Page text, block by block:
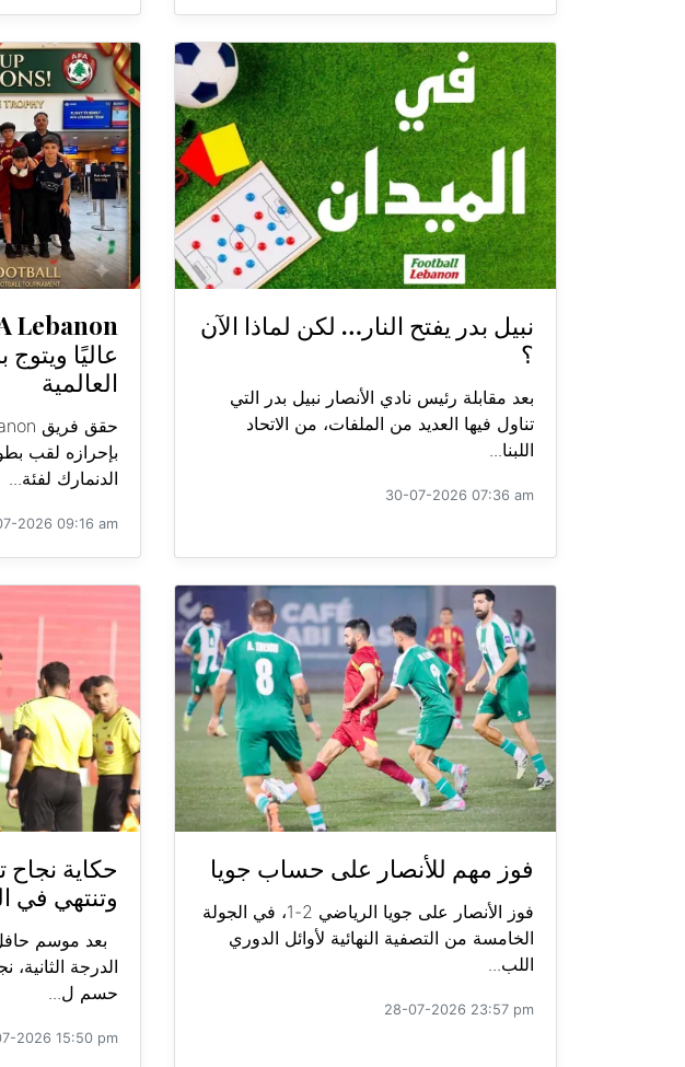
نبيل بدر يفتح النار… لكن لماذا الآن
؟
بعد مقابلة رئيس نادي الأنصار نبيل بدر التي
تناول فيها العديد من الملفات، من الاتحاد
اللبنا...
30-07-2026 07:36 am
العالمية
الدنمارك لفئة...
2026 09:16 am
فوز مهم للأنصار على حساب جويا
فوز الأنصار على جويا الرياضي 2-1، في الجولة
الخامسة من التصفية النهائية لأوائل الدوري
اللب...
28-07-2026 23:57 pm
حكاية
وتنتهي في
بعد موسم
الدرجة الثانية،
حسم ل...
2026 15:50 pm